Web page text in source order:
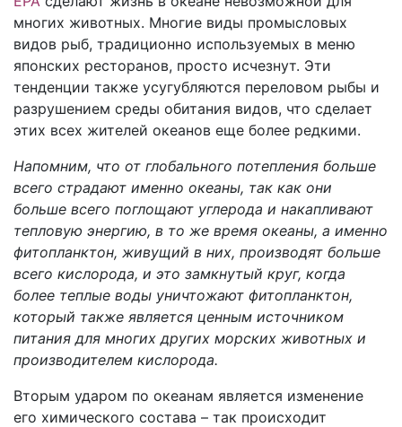
многих животных. Многие виды промысловых
видов рыб, традиционно используемых в меню
японских ресторанов, просто исчезнут. Эти
тенденции также усугубляются переловом рыбы и
разрушением среды обитания видов, что сделает
этих всех жителей океанов еще более редкими.
Напомним, что от глобального потепления больше
всего страдают именно океаны, так как они
больше всего поглощают углерода и накапливают
тепловую энергию, в то же время океаны, а именно
фитопланктон, живущий в них, производят больше
всего кислорода, и это замкнутый круг, когда
более теплые воды уничтожают фитопланктон,
который также является ценным источником
питания для многих других морских животных и
производителем кислорода.
Вторым ударом по океанам является изменение
его химического состава – так происходит